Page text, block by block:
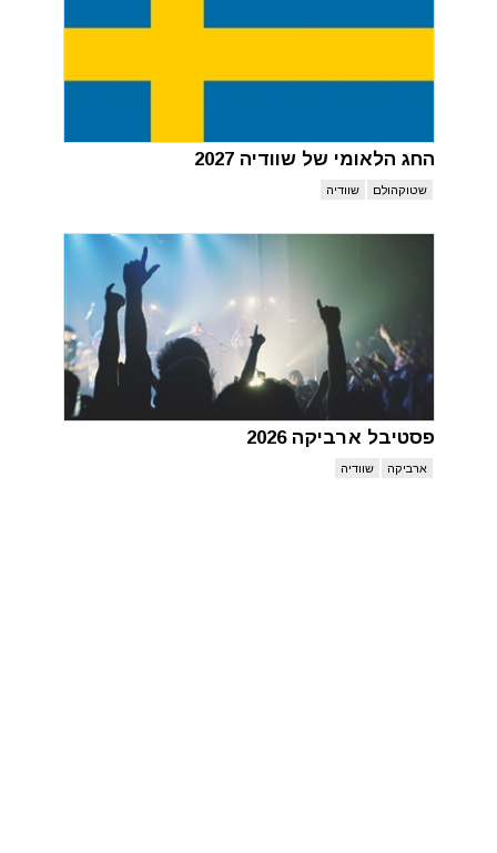
החג הלאומי של שוודיה 2027
שטוקהולם שוודיה
פסטיבל ארביקה 2026
ארביקה שוודיה